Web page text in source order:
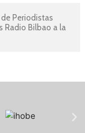
Periodistas
Radio Bilbao a la